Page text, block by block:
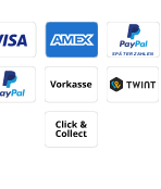
Kredit- oder Debitkarte
Vorkasse